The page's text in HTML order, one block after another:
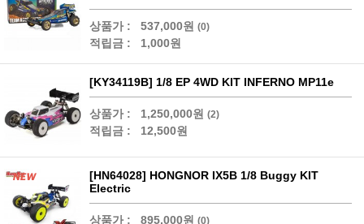
상품가 : 537,000원 (0)
적립금 : 1,000원
[KY34119B] 1/8 EP 4WD KIT INFERNO MP11e
상품가 : 1,250,000원 (2)
적립금 : 12,500원
[HN64028] HONGNOR IX5B 1/8 Buggy KIT
Electric
상품가 : 895,000원 (0)